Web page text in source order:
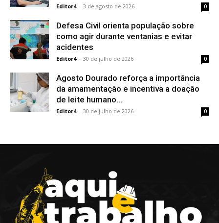
Editor4 - 3 de agosto de 2026 0
Defesa Civil orienta população sobre
como agir durante ventanias e evitar
acidentes
Editor4 - 30 de julho de 2026 0
Agosto Dourado reforça a importância
da amamentação e incentiva a doação
de leite humano...
Editor4 - 30 de julho de 2026 0